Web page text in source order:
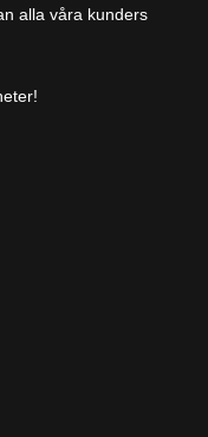
alla våra kunders